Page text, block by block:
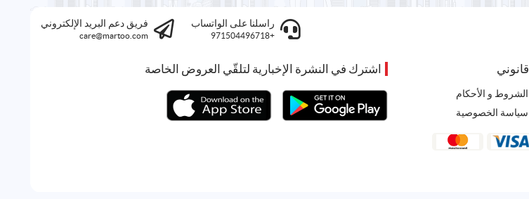
راسلنا على الواتساب
+971504496718
فريق دعم البريد الإلكتروني
care@martoo.com
قانوني
الشروط و الأحكام
سياسة الخصوصية
اشترك في النشرة الإخبارية لتلقّي العروض الخاصة